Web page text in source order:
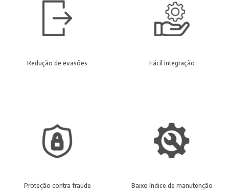
Redução de evasões Fácil integração
Proteção contra fraude Baixo índice de manutenção